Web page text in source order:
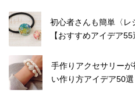
初心者さんも簡単〈レ
【おすすめアイデア55
手作りアクセサリー
い作り方アイデア50選